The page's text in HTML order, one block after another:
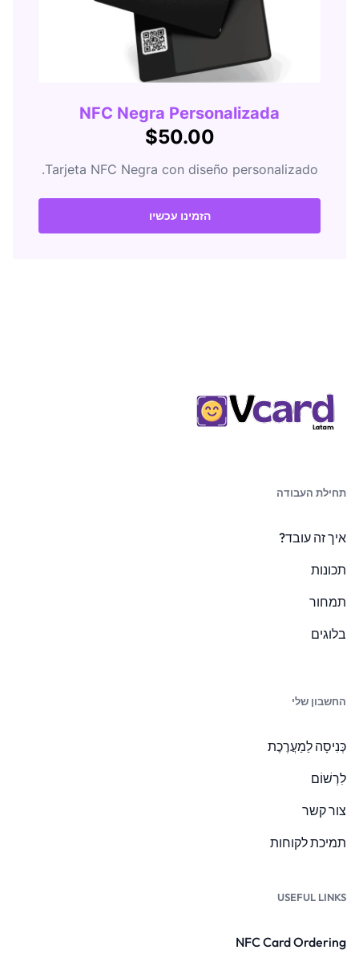
NFC Negra Personalizada
$50.00
Tarjeta NFC Negra con diseño personalizado.
הזמינו עכשיו
תחילת העבודה
איך זה עובד?
תכונות
תמחור
בלוגים
החשבון שלי
כְּנִיסָה לַמַעֲרֶכֶת
לִרְשׁוֹם
צור קשר
תמיכת לקוחות
USEFUL LINKS
NFC Card Ordering